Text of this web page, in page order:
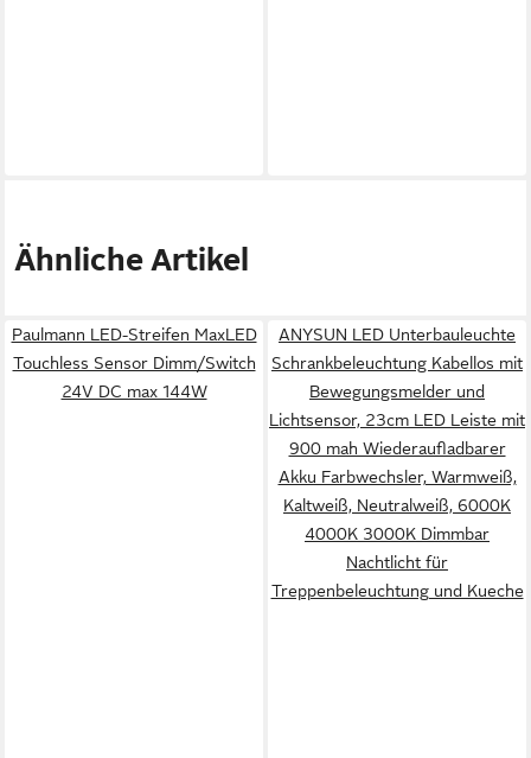
Ähnliche Artikel
Paulmann LED-Streifen MaxLED
Touchless Sensor Dimm/Switch
24V DC max 144W
ANYSUN LED Unterbauleuchte
Schrankbeleuchtung Kabellos mit
Bewegungsmelder und
Lichtsensor, 23cm LED Leiste mit
900 mah Wiederaufladbarer
Akku Farbwechsler, Warmweiß,
Kaltweiß, Neutralweiß, 6000K
4000K 3000K Dimmbar
Nachtlicht für
Treppenbeleuchtung und Kueche